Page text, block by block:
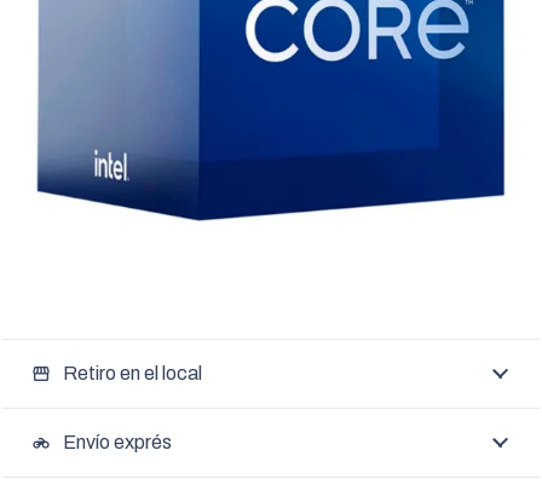
storefront Retiro en el local
motorcycle Envío exprés